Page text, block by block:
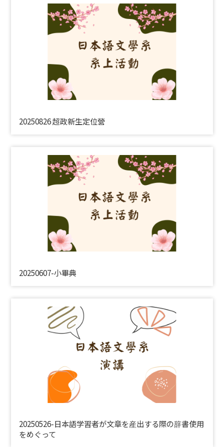
20250826 超政新生定位營
20250607-小畢典
20250526-日本語学習者が文章を産出する際の辞書使用
をめぐって